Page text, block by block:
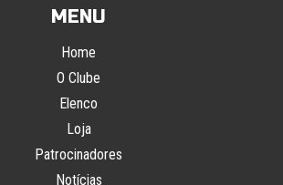
MENU
Home
O Clube
Elenco
Loja
Patrocinadores
Notícias